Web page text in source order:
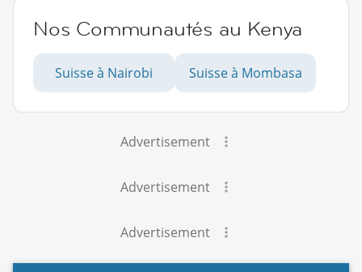
Nos Communautés au Kenya
Suisse à Nairobi Suisse à Mombasa
Advertisement
Advertisement
Advertisement